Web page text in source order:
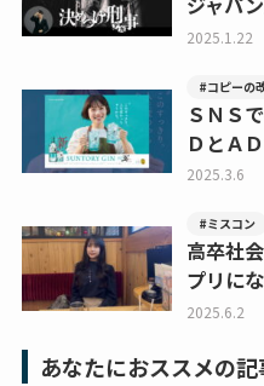
2025.1.22
#コピーの
ＳＮＳ
ＤとＡ
2025.3.6
#ミスコン
高卒社
プリに
2025.6.2
あなたにおススメの記